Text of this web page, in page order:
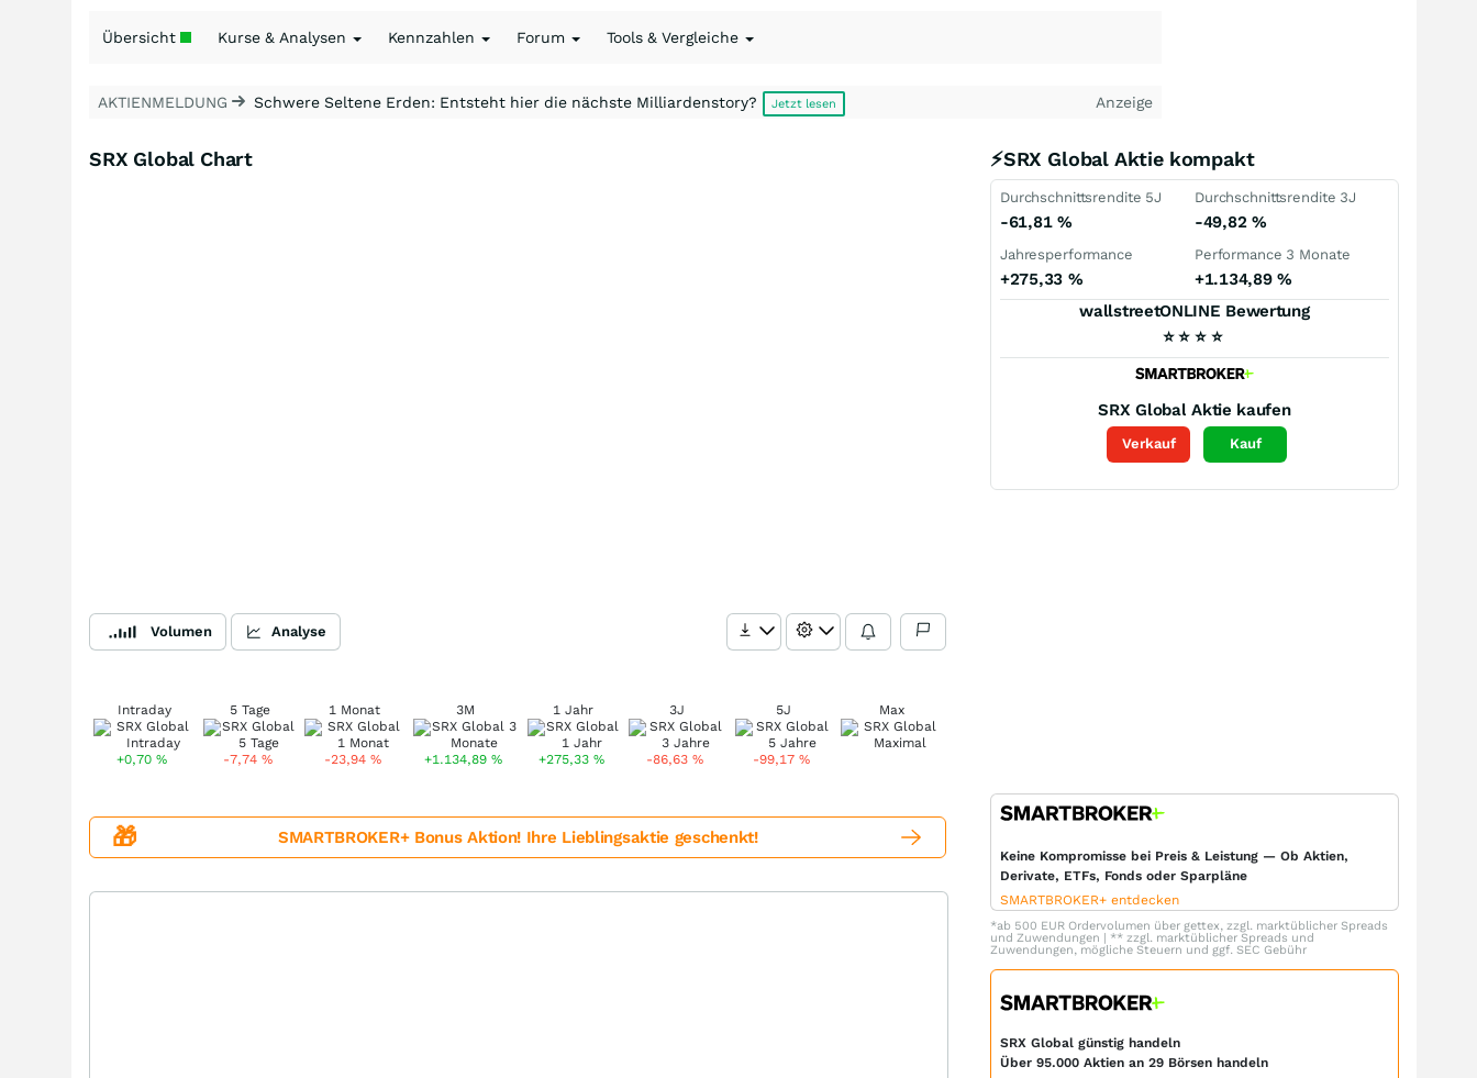
Übersicht Kurse & Analysen Kennzahlen Forum Tools & Vergleiche
AKTIENMELDUNG Schwere Seltene Erden: Entsteht hier die nächste Milliardenstory? Jetzt lesen Anzeige
SRX Global Chart
Volumen Analyse
Intraday
+0,70%
5 Tage
-7,74 %
1 Monat
-23,94 %
3M
+1.134,89%
1 Jahr
+275,33 %
3J
-86,63%
5J
-99,17%
Max
⚡SRX Global Aktie kompakt
Durchschnittsrendite 5J
-61,81 %
Durchschnittsrendite 3J
-49,82 %
Jahresperformance
+275,33 %
Performance 3 Monate
+1.134,89 %
wallstreetONLINE Bewertung
⭐ ⭐ ⭐ ⭐
SRX Global Aktie kaufen
Verkauf Kauf
🎁 SMARTBROKER+ Bonus Aktion! Ihre Lieblingsaktie geschenkt!
Keine Kompromisse bei Preis & Leistung — Ob Aktien,
Derivate, ETFs, Fonds oder Sparpläne
SMARTBROKER+ entdecken
*ab 500 EUR Ordervolumen über gettex, zzgl. marktüblicher Spreads
und Zuwendungen | ** zzgl. marktüblicher Spreads und
Zuwendungen, mögliche Steuern und ggf. SEC Gebühr
SRX Global günstig handeln
Über 95.000 Aktien an 29 Börsen handeln